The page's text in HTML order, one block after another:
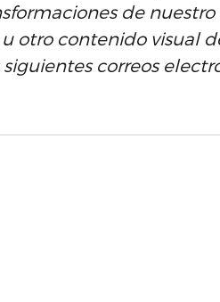
de
u otro contenido visual
correos